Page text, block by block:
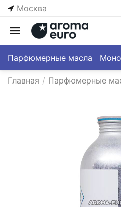
Москва
Парфюмерные масла
Главная / Парфюмерные